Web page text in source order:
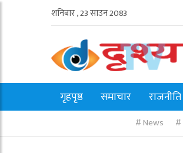
शनिबार , 23 साउन 2083
गृहपृष्ठ समाचार राजनीति
News